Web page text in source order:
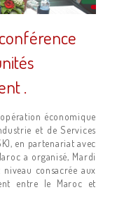
.
économique
et de Services
en partenariat avec
a organisé, Mardi
consacrée aux
entre le Maroc et